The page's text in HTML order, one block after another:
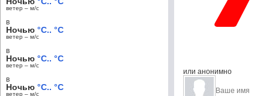
или анонимно
ветер – м/c
в
Ночью °C.. °C
ветер – м/c
в
Ночью °C.. °C
ветер – м/c
в
Ночью °C.. °C
ветер – м/c